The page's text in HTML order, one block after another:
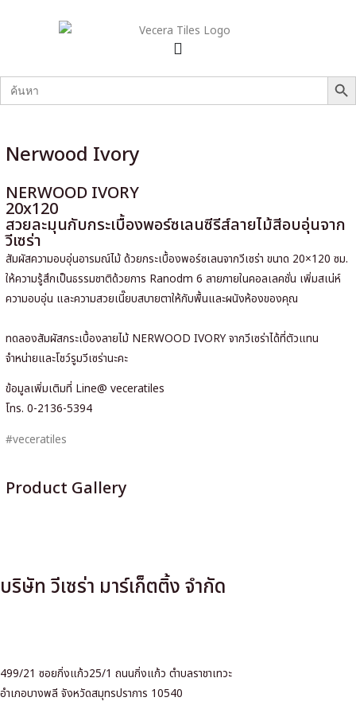
Search
for:
SEARCH
Nerwood Ivory
NERWOOD IVORY
20x120
สวยละมุนกับกระเบื้องพอร์ซเลนซีรีส์ลายไม้สีอบอุ่นจาก
วีเซร่า
สัมผัสความอบอุ่นอารมณ์ไม้ ด้วยกระเบื้องพอร์ซเลนจากวีเซร่า ขนาด 20×120 ซม.
ให้ความรู้สึกเป็นธรรมชาติด้วยการ Ranodm 6 ลายภายในคอลเลคชั่น เพิ่มสเน่ห์
ความอบอุ่น และความสวยเนี๊ยบสบายตาให้กับพื้นและผนังห้องของคุณ
ทดลองสัมผัสกระเบื้องลายไม้ NERWOOD IVORYจากวีเซร่าได้ที่ตัวแทน
จำหน่ายและโชว์รูมวีเซร่านะคะ
ข้อมูลเพิ่มเติมที่ Line@ veceratiles
โทร. 0-2136-5394
#veceratiles
Product Gallery
บริษัท วีเซร่า มาร์เก็ตติ้ง จำกัด
499/21 ซอยกิ่งแก้ว25/1 ถนนกิ่งแก้ว ตำบลราชาเทวะ
อำเภอบางพลี จังหวัดสมุทรปราการ 10540